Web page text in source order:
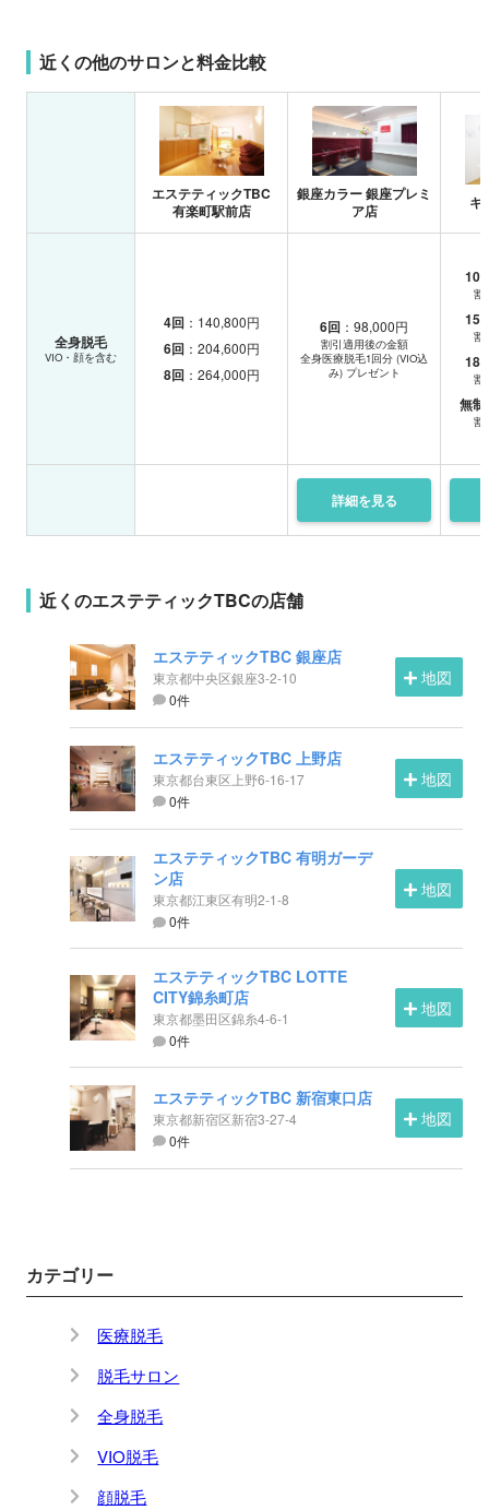
近くの他のサロンと料金比較
エステティックTBC
有楽町駅前店
銀座カラー 銀座プレミ
ア店
キ
全身脱毛
VIO・顔を含む
4回：140,800円
6回：204,600円
8回：264,000円
6回 ：98,000円
割引適用後の金額
全身医療脱毛1回分 (VIO込
み) プレゼント
10
割
15
割
18
割
無制
割
詳細を見る
近くのエステティックTBCの店舗
エステティックTBC 銀座店
東京都中央区銀座3-2-10
0件
地図
エステティックTBC 上野店
東京都台東区上野6-16-17
0件
地図
エステティックTBC 有明ガーデ
ン店
東京都江東区有明2-1-8
0件
地図
エステティックTBC LOTTE
CITY錦糸町店
東京都墨田区錦糸4-6-1
0件
地図
エステティックTBC 新宿東口店
東京都新宿区新宿3-27-4
0件
地図
カテゴリー
医療脱毛
脱毛サロン
全身脱毛
VIO脱毛
顔脱毛